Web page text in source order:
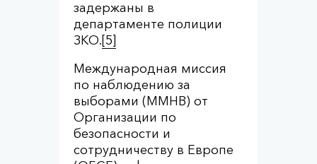
задержаны в
департаменте полиции
ЗКО.[5]
Международная миссия
по наблюдению за
выборами (ММНВ) от
Организации по
безопасности и
сотрудничеству в Европе